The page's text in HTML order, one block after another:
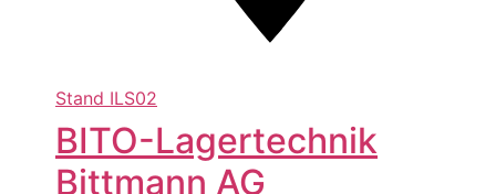
Stand ILS02
BITO-Lagertechnik
Bittmann AG